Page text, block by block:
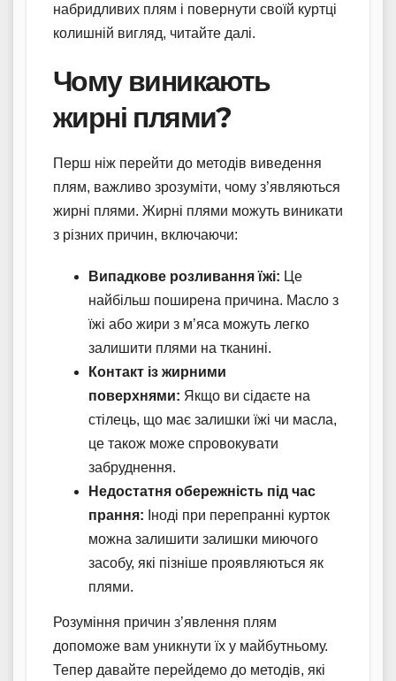
набридливих плям і повернути своїй куртці
колишній вигляд, читайте далі.
Чому виникають
жирні плями?
Перш ніж перейти до методів виведення
плям, важливо зрозуміти, чому з’являються
жирні плями. Жирні плями можуть виникати
з різних причин, включаючи:
Випадкове розливання їжі: Це
найбільш поширена причина. Масло з
їжі або жири з м’яса можуть легко
залишити плями на тканині.
Контакт із жирними
поверхнями: Якщо ви сідаєте на
стілець, що має залишки їжі чи масла,
це також може спровокувати
забруднення.
Недостатня обережність під час
прання: Іноді при перепранні курток
можна залишити залишки миючого
засобу, які пізніше проявляються як
плями.
Розуміння причин з’явлення плям
допоможе вам уникнути їх у майбутньому.
Тепер давайте перейдемо до методів, які